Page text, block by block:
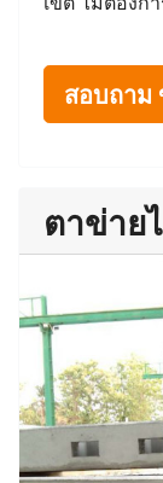
สอบถาม
ตาข่าย